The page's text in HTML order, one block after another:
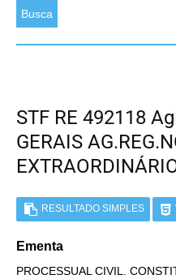
Busca
STF RE 492118
GERAIS
RESULTADO SIMPLES
Ementa
PROCESSUAL CIVIL.